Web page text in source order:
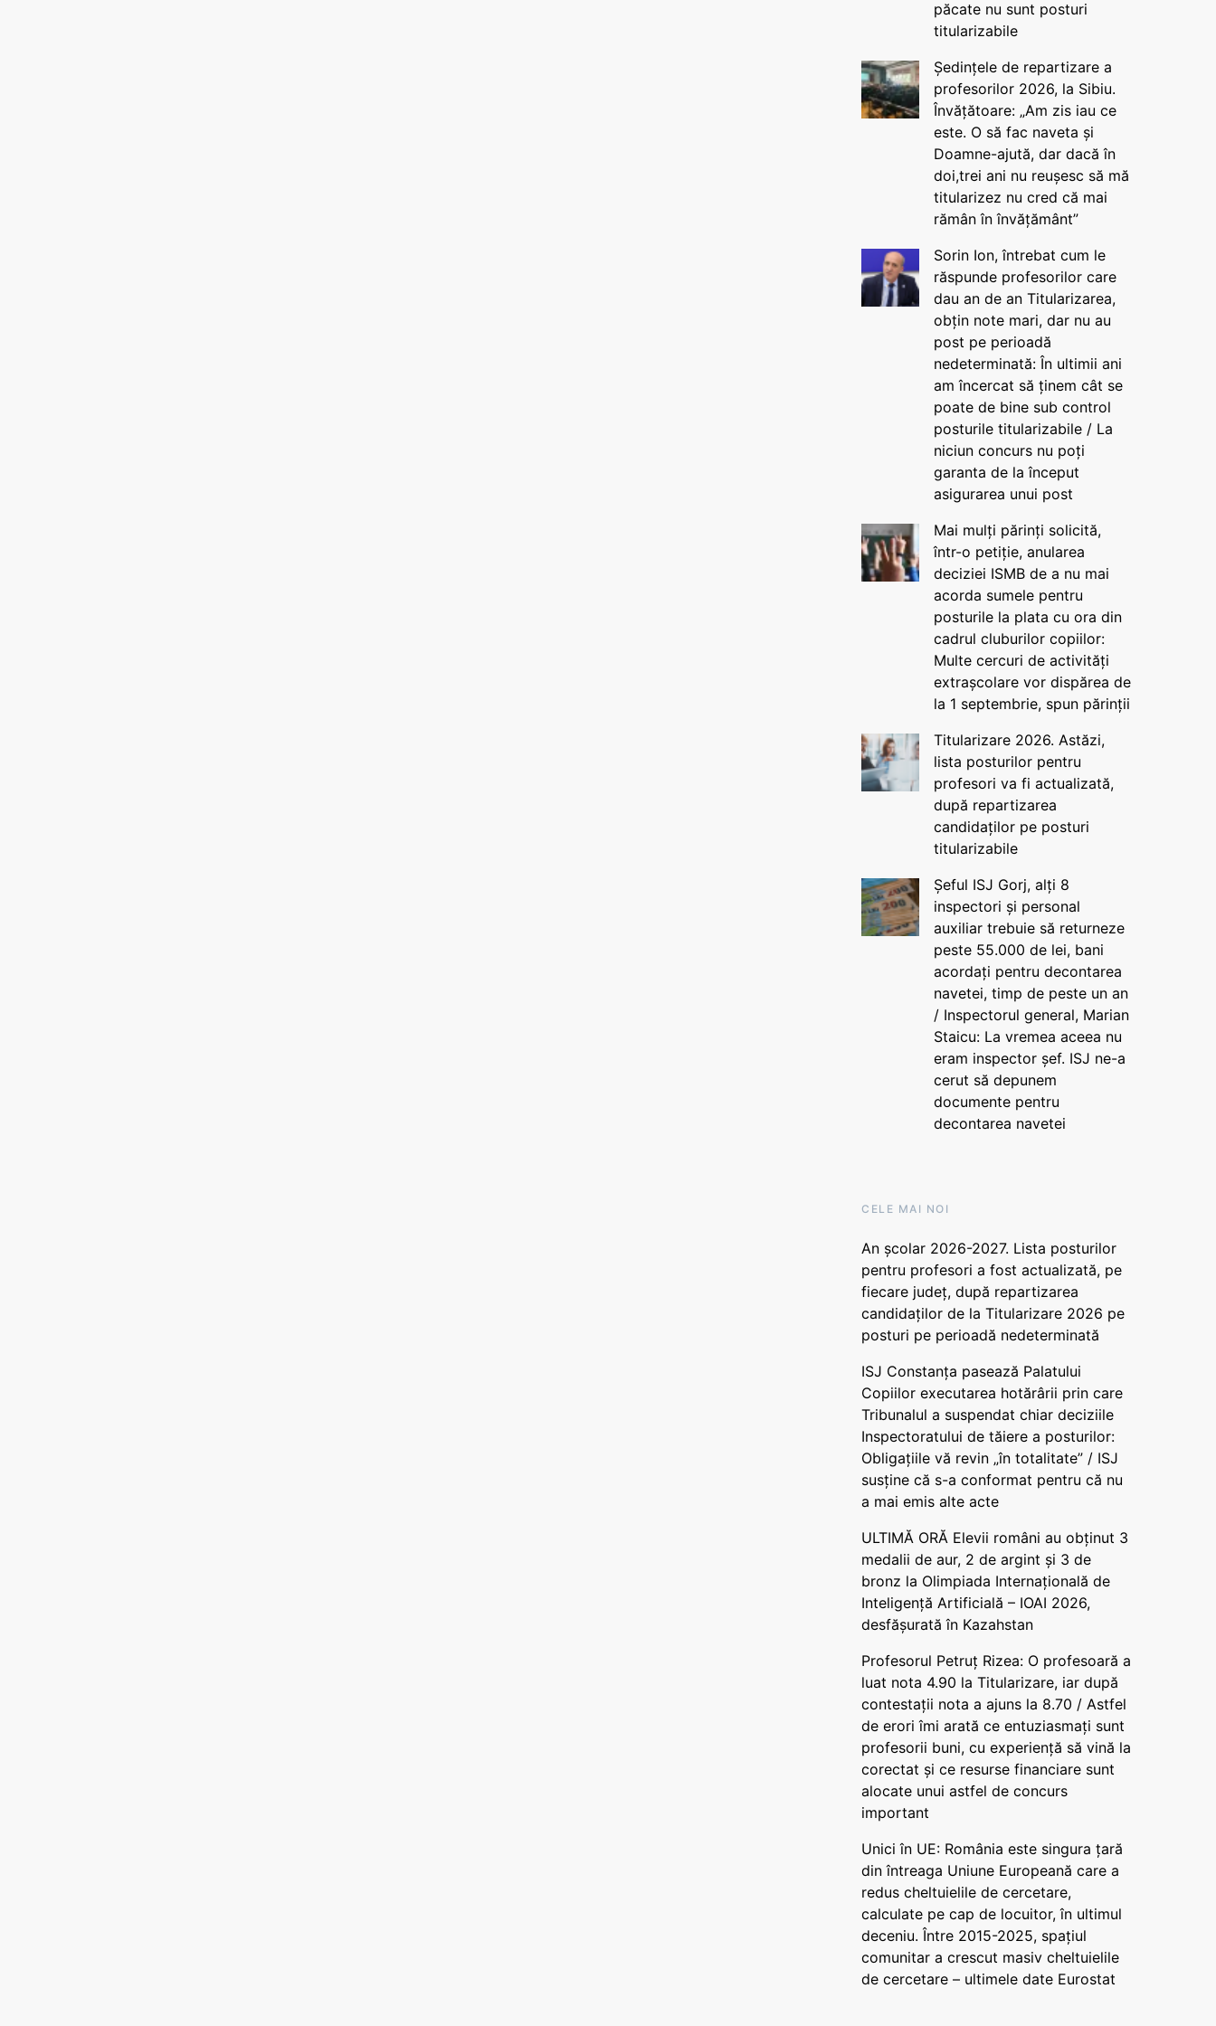
păcate nu sunt posturi
titularizabile
Ședințele de repartizare a
profesorilor 2026, la Sibiu.
Învățătoare: „Am zis iau ce
este. O să fac naveta și
Doamne-ajută, dar dacă în
doi,trei ani nu reușesc să mă
titularizez nu cred că mai
rămân în învățământ”
Sorin Ion, întrebat cum le
răspunde profesorilor care
dau an de an Titularizarea,
obțin note mari, dar nu au
post pe perioadă
nedeterminată: În ultimii ani
am încercat să ținem cât se
poate de bine sub control
posturile titularizabile / La
niciun concurs nu poți
garanta de la început
asigurarea unui post
Mai mulți părinți solicită,
într-o petiție, anularea
deciziei ISMB de a nu mai
acorda sumele pentru
posturile la plata cu ora din
cadrul cluburilor copiilor:
Multe cercuri de activități
extrașcolare vor dispărea de
la 1 septembrie, spun părinții
Titularizare 2026. Astăzi,
lista posturilor pentru
profesori va fi actualizată,
după repartizarea
candidaților pe posturi
titularizabile
Șeful ISJ Gorj, alți 8
inspectori și personal
auxiliar trebuie să returneze
peste 55.000 de lei, bani
acordați pentru decontarea
navetei, timp de peste un an
/ Inspectorul general, Marian
Staicu: La vremea aceea nu
eram inspector șef. ISJ ne-a
cerut să depunem
documente pentru
decontarea navetei
CELE MAI NOI
An școlar 2026-2027. Lista posturilor
pentru profesori a fost actualizată, pe
fiecare județ, după repartizarea
candidaților de la Titularizare 2026 pe
posturi pe perioadă nedeterminată
ISJ Constanța pasează Palatului
Copiilor executarea hotărârii prin care
Tribunalul a suspendat chiar deciziile
Inspectoratului de tăiere a posturilor:
Obligațiile vă revin „în totalitate” / ISJ
susține că s-a conformat pentru că nu
a mai emis alte acte
ULTIMĂ ORĂ Elevii români au obținut 3
medalii de aur, 2 de argint și 3 de
bronz la Olimpiada Internațională de
Inteligență Artificială – IOAI 2026,
desfășurată în Kazahstan
Profesorul Petruț Rizea: O profesoară a
luat nota 4.90 la Titularizare, iar după
contestații nota a ajuns la 8.70 / Astfel
de erori îmi arată ce entuziasmați sunt
profesorii buni, cu experiență să vină la
corectat și ce resurse financiare sunt
alocate unui astfel de concurs
important
Unici în UE: România este singura țară
din întreaga Uniune Europeană care a
redus cheltuielile de cercetare,
calculate pe cap de locuitor, în ultimul
deceniu. Între 2015-2025, spațiul
comunitar a crescut masiv cheltuielile
de cercetare – ultimele date Eurostat